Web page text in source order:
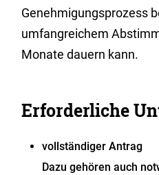
Genehmigungsprozess
umfangreichem
Monate dauern kann.
Erforderliche
vollständiger Antrag
Dazu gehören auch